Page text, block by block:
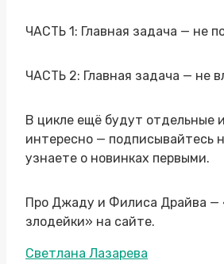
ЧАСТЬ 1: Главная задача — не
ЧАСТЬ 2: Главная задача — не
В цикле ещё будут отдельные
интересно — подписывайтесь
узнаете о новинках первыми.
Про Джаду и Филиса Драйва —
злодейки» на сайте.
Метки
Светлана Лазарева